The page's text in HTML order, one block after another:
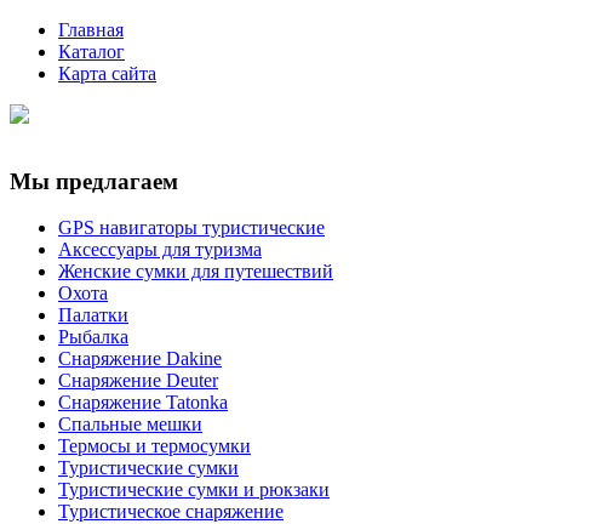
Главная
Каталог
Карта сайта
Мы предлагаем
GPS навигаторы туристические
Аксессуары для туризма
Женские сумки для путешествий
Охота
Палатки
Рыбалка
Снаряжение Dakine
Снаряжение Deuter
Снаряжение Tatonka
Спальные мешки
Термосы и термосумки
Туристические сумки
Туристические сумки и рюкзаки
Туристическое снаряжение